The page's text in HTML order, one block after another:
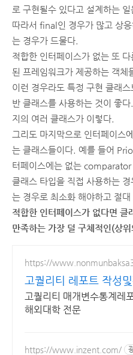
로 구현될수 있다고 설계하는 일
따라서 final인 경우가 많고 상
는 경우가 드물다.
적합한 인터페이스가 없는 또
된 프레임워크가 제공하는 객체
이런 경우라도 특정 구현 클래
반 클래스를 사용하는 것이 좋
지의 여러 클래스가 이렇다.
그리도 마지막으로 인터페이스
는 클래스들이다. 예를 들어
터페이스에는 없는 comparator
클래스 타입을 직접 사용하는
는 경우로 최소화 해야하고 절대
적합한 인터페이스가 없다면 클
만족하는 가장 덜 구체적인(상
https://
고퀄리티 레포트 작성
고퀄리티 매개변수통계레
해외대학 전문
https://www.inzent.com/